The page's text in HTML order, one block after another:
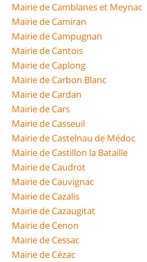
Mairie de Camblanes et Meynac
Mairie de Camiran
Mairie de Campugnan
Mairie de Cantois
Mairie de Caplong
Mairie de Carbon Blanc
Mairie de Cardan
Mairie de Cars
Mairie de Casseuil
Mairie de Castelnau de Médoc
Mairie de Castillon la Bataille
Mairie de Caudrot
Mairie de Cauvignac
Mairie de Cazalis
Mairie de Cazaugitat
Mairie de Cenon
Mairie de Cessac
Mairie de Cézac